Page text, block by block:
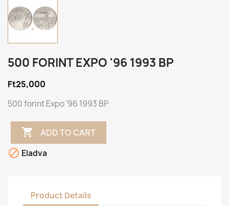
500 FORINT EXPO '96 1993 BP
Ft25,000
500 forint Expo '96 1993 BP
 ADD TO CART
 Eladva
Product Details